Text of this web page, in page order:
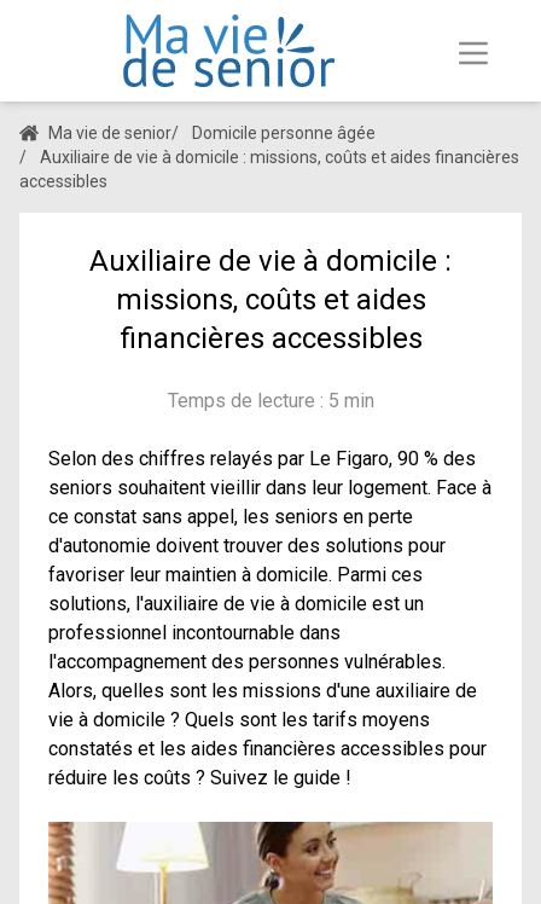
Ma vie de senior/
Domicile personne âgée
/
Auxiliaire de vie à domicile : missions, coûts et aides financières
accessibles
Auxiliaire de vie à domicile :
missions, coûts et aides
financières accessibles
Temps de lecture : 5 min
Selon des chiffres relayés par Le Figaro, 90 % des
seniors souhaitent vieillir dans leur logement. Face à
ce constat sans appel, les seniors en perte
d'autonomie doivent trouver des solutions pour
favoriser leur maintien à domicile. Parmi ces
solutions, l'auxiliaire de vie à domicile est un
professionnel incontournable dans
l'accompagnement des personnes vulnérables.
Alors, quelles sont les missions d'une auxiliaire de
vie à domicile ? Quels sont les tarifs moyens
constatés et les aides financières accessibles pour
réduire les coûts ? Suivez le guide !